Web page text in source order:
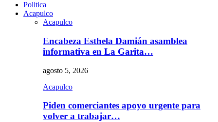
Politica
Acapulco
Acapulco
Encabeza Esthela Damián asamblea
informativa en La Garita…
agosto 5, 2026
Acapulco
Piden comerciantes apoyo urgente para
volver a trabajar…